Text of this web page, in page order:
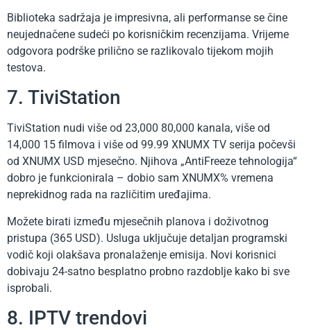
Biblioteka sadržaja je impresivna, ali performanse se čine
neujednačene sudeći po korisničkim recenzijama. Vrijeme
odgovora podrške prilično se razlikovalo tijekom mojih
testova.
7. TiviStation
TiviStation nudi više od 23,000 80,000 kanala, više od
14,000 15 filmova i više od 99.99 XNUMX TV serija počevši
od XNUMX USD mjesečno. Njihova „AntiFreeze tehnologija“
dobro je funkcionirala – dobio sam XNUMX% vremena
neprekidnog rada na različitim uređajima.
Možete birati između mjesečnih planova i doživotnog
pristupa (365 USD). Usluga uključuje detaljan programski
vodič koji olakšava pronalaženje emisija. Novi korisnici
dobivaju 24-satno besplatno probno razdoblje kako bi sve
isprobali.
8. IPTV trendovi